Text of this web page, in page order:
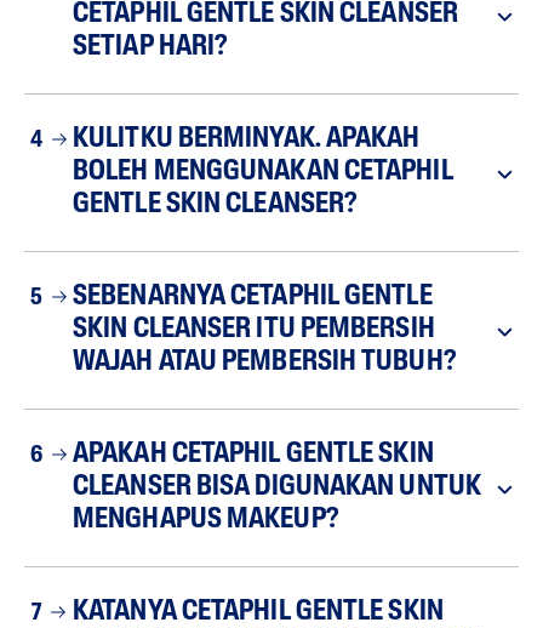
CETAPHIL GENTLE SKIN CLEANSER
SETIAP HARI?
4
KULITKU BERMINYAK. APAKAH
BOLEH MENGGUNAKAN CETAPHIL
GENTLE SKIN CLEANSER?
5
SEBENARNYA CETAPHIL GENTLE
SKIN CLEANSER ITU PEMBERSIH
WAJAH ATAU PEMBERSIH TUBUH?
6
APAKAH CETAPHIL GENTLE SKIN
CLEANSER BISA DIGUNAKAN UNTUK
MENGHAPUS MAKEUP?
7
KATANYA CETAPHIL GENTLE SKIN